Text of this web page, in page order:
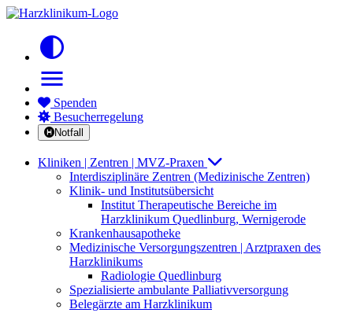
contrast
menu
Spenden
Besucherregelung
Notfall
Kliniken | Zentren | MVZ-Praxen
Interdisziplinäre Zentren (Medizinische Zentren)
Klinik- und Institutsübersicht
Institut Therapeutische Bereiche im
Harzklinikum Quedlinburg, Wernigerode
Krankenhausapotheke
Medizinische Versorgungszentren | Arztpraxen des
Harzklinikums
Radiologie Quedlinburg
Spezialisierte ambulante Palliativversorgung
Belegärzte am Harzklinikum